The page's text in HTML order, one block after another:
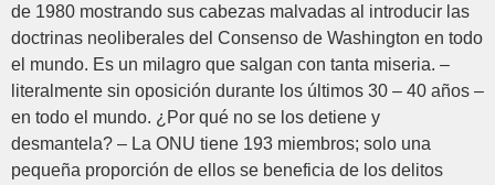
de 1980 mostrando sus cabezas malvadas al introducir las
doctrinas neoliberales del Consenso de Washington en todo
el mundo. Es un milagro que salgan con tanta miseria. –
literalmente sin oposición durante los últimos 30 – 40 años –
en todo el mundo. ¿Por qué no se los detiene y
desmantela? – La ONU tiene 193 miembros; solo una
pequeña proporción de ellos se beneficia de los delitos